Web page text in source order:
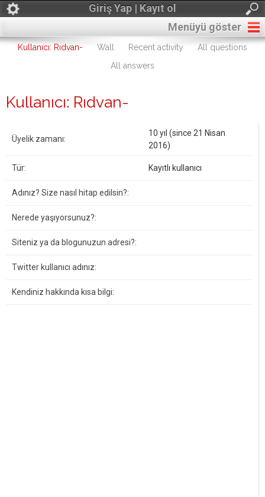
Giriş Yap | Kayıt ol
Menüyü göster
Kullanıcı: Rıdvan- Wall Recent activity
All questions
All answers
Kullanıcı: Rıdvan-
Üyelik zamanı:
10 yıl (since 21 Nisan
2016)
Tür: Kayıtlı kullanıcı
Adınız? Size nasıl hitap edilsin?:
Nerede yaşıyorsunuz?:
Siteniz ya da blogunuzun adresi?:
Twitter kullanıcı adınız:
Kendiniz hakkında kısa bilgi: